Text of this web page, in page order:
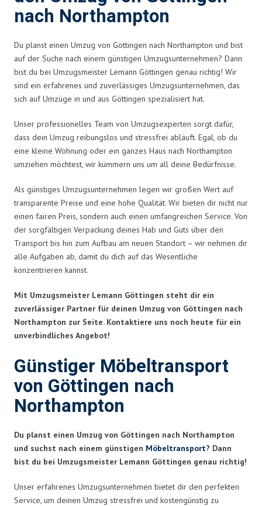
nach Northampton
Du planst einen Umzug von Göttingen nach Northampton und bist
auf der Suche nach einem günstigen Umzugsunternehmen? Dann
bist du bei Umzugsmeister Lemann Göttingen genau richtig! Wir
sind ein erfahrenes und zuverlässiges Umzugsunternehmen, das
sich auf Umzüge in und aus Göttingen spezialisiert hat.
Unser professionelles Team von Umzugsexperten sorgt dafür,
dass dein Umzug reibungslos und stressfrei abläuft. Egal, ob du
eine kleine Wohnung oder ein ganzes Haus nach Northampton
umziehen möchtest, wir kümmern uns um all deine Bedürfnisse.
Als günstiges Umzugsunternehmen legen wir großen Wert auf
transparente Preise und eine hohe Qualität. Wir bieten dir nicht nur
einen fairen Preis, sondern auch einen umfangreichen Service. Von
der sorgfältigen Verpackung deines Hab und Guts über den
Transport bis hin zum Aufbau am neuen Standort – wir nehmen dir
alle Aufgaben ab, damit du dich auf das Wesentliche
konzentrieren kannst.
Mit Umzugsmeister Lemann Göttingen steht dir ein
zuverlässiger Partner für deinen Umzug von Göttingen nach
Northampton zur Seite. Kontaktiere uns noch heute für ein
unverbindliches Angebot!
Günstiger Möbeltransport
von Göttingen nach
Northampton
Du planst einen Umzug von Göttingen nach Northampton
und suchst nach einem günstigen Möbeltransport? Dann
bist du bei Umzugsmeister Lemann Göttingen genau richtig!
Unser erfahrenes Umzugsunternehmen bietet dir den perfekten
Service, um deinen Umzug stressfrei und kostengünstig zu